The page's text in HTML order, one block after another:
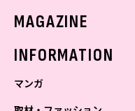
MAGAZINE
INFORMATION
マンガ